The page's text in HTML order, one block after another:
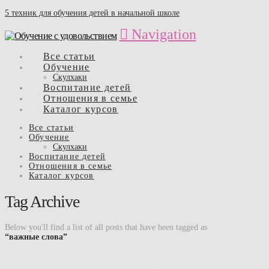
5 техник для обучения детей в начальной школе
Navigation
Все статьи
Обучение
Скулхаки
Воспитание детей
Отношения в семье
Каталог курсов
Все статьи
Обучение
Скулхаки
Воспитание детей
Отношения в семье
Каталог курсов
Tag Archive
Below you'll find a list of all posts that have been tagged as
“важные слова”